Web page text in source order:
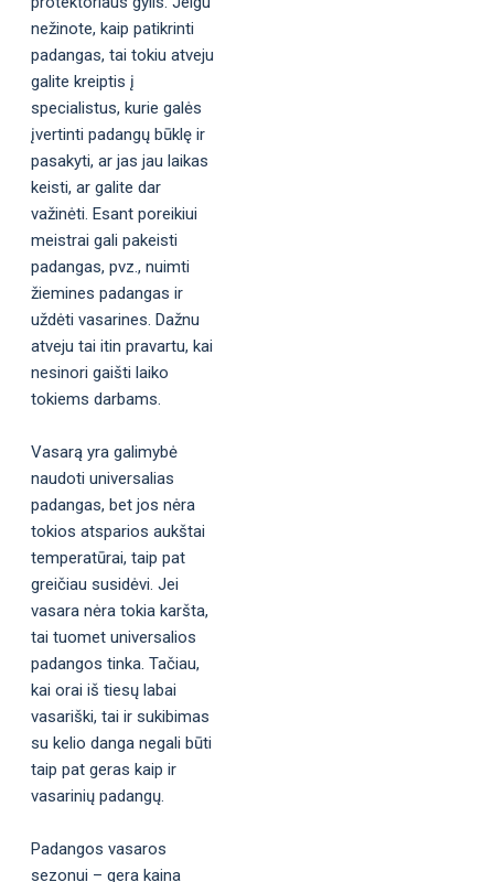
nežinote, kaip patikrinti
padangas, tai tokiu atveju
galite kreiptis į
specialistus, kurie galės
įvertinti padangų būklę ir
pasakyti, ar jas jau laikas
keisti, ar galite dar
važinėti. Esant poreikiui
meistrai gali pakeisti
padangas, pvz., nuimti
žiemines padangas ir
uždėti vasarines. Dažnu
atveju tai itin pravartu, kai
nesinori gaišti laiko
tokiems darbams.
Vasarą yra galimybė
naudoti universalias
padangas, bet jos nėra
tokios atsparios aukštai
temperatūrai, taip pat
greičiau susidėvi. Jei
vasara nėra tokia karšta,
tai tuomet universalios
padangos tinka. Tačiau,
kai orai iš tiesų labai
vasariški, tai ir sukibimas
su kelio danga negali būti
taip pat geras kaip ir
vasarinių padangų.
Padangos vasaros
sezonui – gera kaina